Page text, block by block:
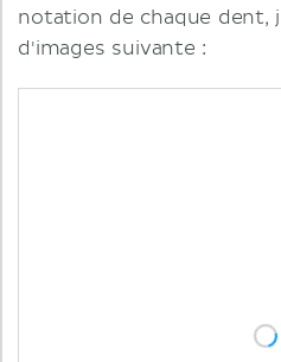
notation de chaque dent,
d'images suivante :